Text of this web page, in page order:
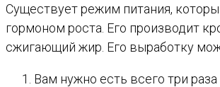
Существует режим питания,
гормоном роста. Его производит
сжигающий жир. Его выработку
Вам нужно есть всего три